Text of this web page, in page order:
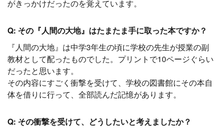
がきっかけだったのを覚えています。
Q: その『人間の大地』はたまたま手に取った本ですか？
『人間の大地』は中学3年生の頃に学校の先生が授業の副
教材として配ったものでした。プリントで10ページぐらい
だったと思います。
その内容にすごく衝撃を受けて、学校の図書館にその本自
体を借りに行って、全部読んだ記憶があります。
Q: その衝撃を受けて、どうしたいと考えましたか？